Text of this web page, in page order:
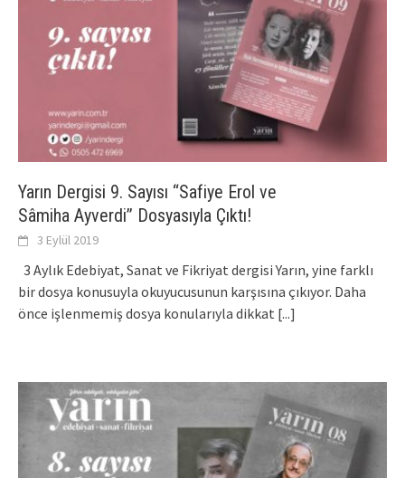
Yarın Dergisi 9. Sayısı “Safiye Erol ve
Sâmiha Ayverdi’’ Dosyasıyla Çıktı!
3 Eylül 2019
3 Aylık Edebiyat, Sanat ve Fikriyat dergisi Yarın, yine farklı
bir dosya konusuyla okuyucusunun karşısına çıkıyor. Daha
önce işlenmemiş dosya konularıyla dikkat [...]